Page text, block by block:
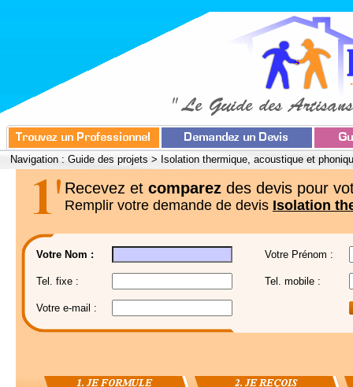
Navigation : Guide des projets > Isolation thermique, acoustique et
Recevez et comparez des devis pour
Remplir votre demande de devis Isolation
Votre Nom : Votre Prénom :
Tel. fixe : Tel. mobile :
Votre e-mail :